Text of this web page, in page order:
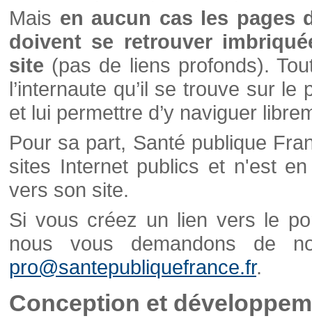
Mais en aucun cas les pages
doivent se retrouver
site (pas de liens profonds).
l’internaute qu’il se trouve sur
et lui permettre d’y naviguer
Pour sa part, Santé publique
sites Internet publics et n'est
vers son site.
Si vous créez un lien vers le
nous vous demandons de
pro@santepubliquefrance.fr.
Conception et